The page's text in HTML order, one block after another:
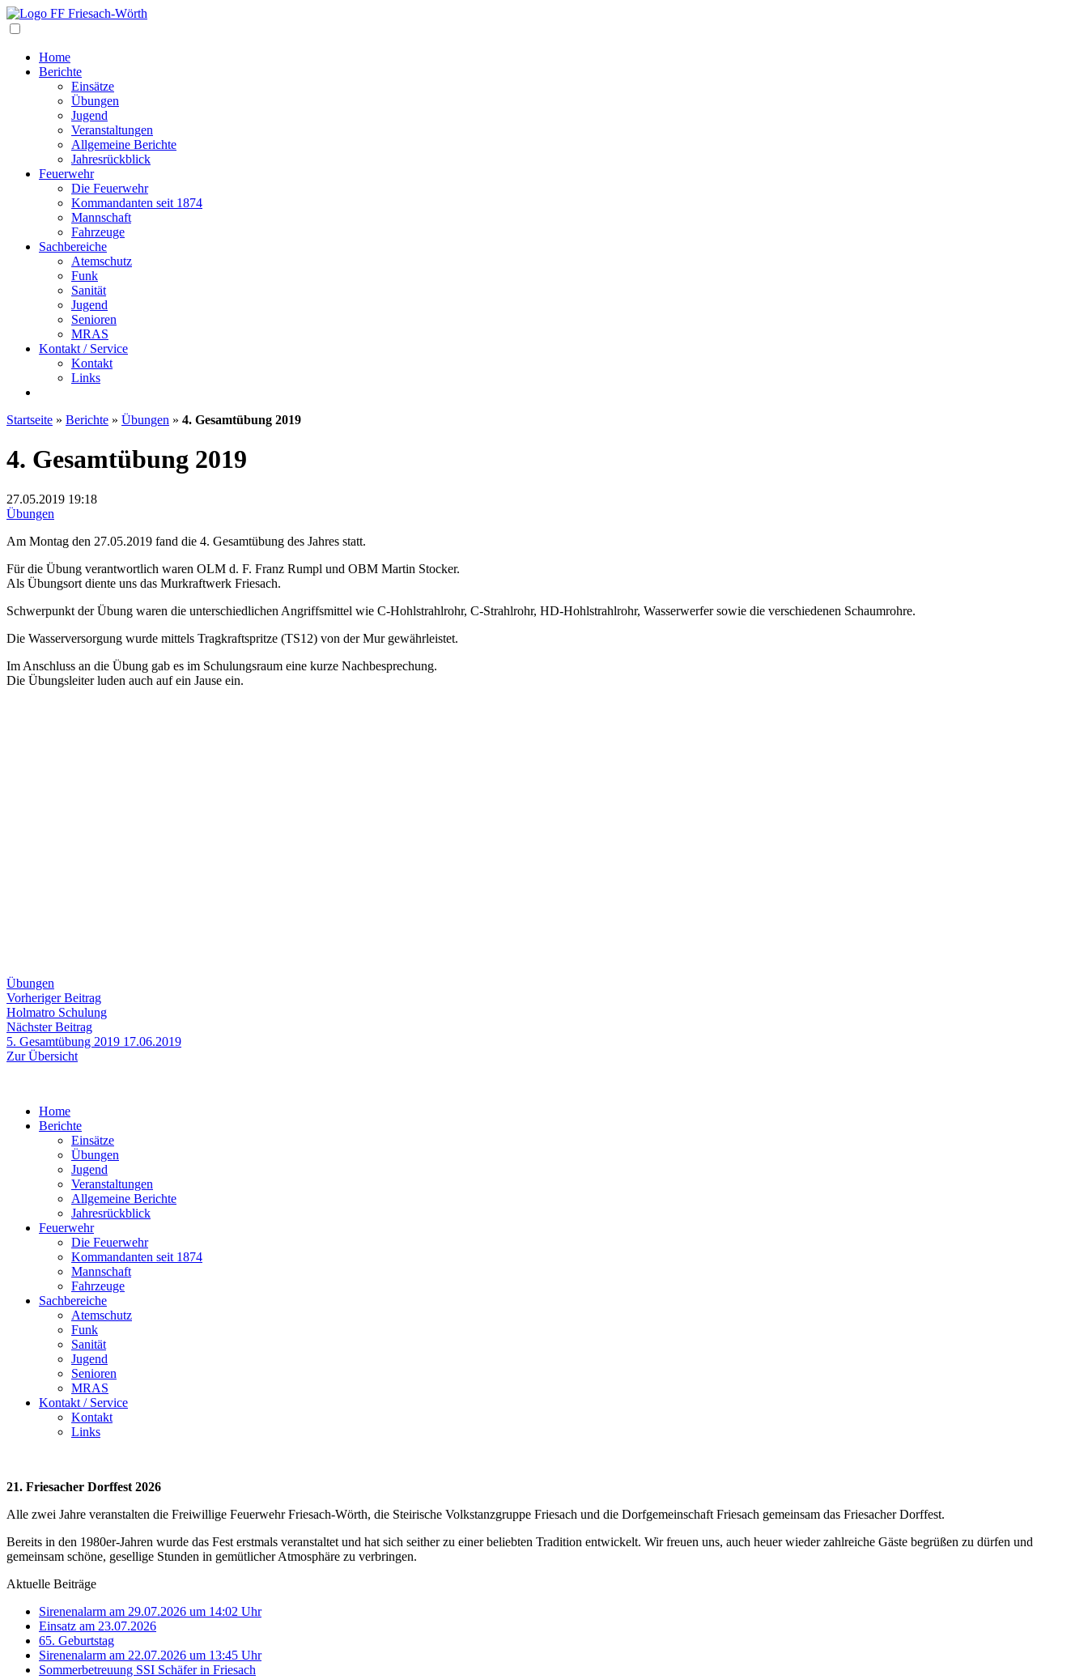
Home
Berichte
Einsätze
Übungen
Jugend
Veranstaltungen
Allgemeine Berichte
Jahresrückblick
Feuerwehr
Die Feuerwehr
Kommandanten seit 1874
Mannschaft
Fahrzeuge
Sachbereiche
Atemschutz
Funk
Sanität
Jugend
Senioren
MRAS
Kontakt / Service
Kontakt
Links
Startseite » Berichte » Übungen » 4. Gesamtübung 2019
4. Gesamtübung 2019
27.05.2019 19:18
Übungen
Am Montag den 27.05.2019 fand die 4. Gesamtübung des Jahres statt.
Für die Übung verantwortlich waren OLM d. F. Franz Rumpl und OBM Martin Stocker.
Als Übungsort diente uns das Murkraftwerk Friesach.
Schwerpunkt der Übung waren die unterschiedlichen Angriffsmittel wie C-Hohlstrahlrohr, C-Strahlrohr, HD-Hohlstrahlrohr, Wasserwerfer sowie die verschiedenen Schaumrohre.
Die Wasserversorgung wurde mittels Tragkraftspritze (TS12) von der Mur gewährleistet.
Im Anschluss an die Übung gab es im Schulungsraum eine kurze Nachbesprechung.
Die Übungsleiter luden auch auf ein Jause ein.
Übungen
Beitragsnavigation
Vorheriger BeitragVorheriger
Beitrag:
Holmatro Schulung
Nächster BeitragNächster
Beitrag:
5. Gesamtübung 2019 17.06.2019
Zur Übersicht
Home
Berichte
Einsätze
Übungen
Jugend
Veranstaltungen
Allgemeine Berichte
Jahresrückblick
Feuerwehr
Die Feuerwehr
Kommandanten seit 1874
Mannschaft
Fahrzeuge
Sachbereiche
Atemschutz
Funk
Sanität
Jugend
Senioren
MRAS
Kontakt / Service
Kontakt
Links
21. Friesacher Dorffest 2026
Alle zwei Jahre veranstalten die Freiwillige Feuerwehr Friesach-Wörth, die Steirische Volkstanzgruppe Friesach und die Dorfgemeinschaft Friesach gemeinsam das Friesacher Dorffest.
Bereits in den 1980er-Jahren wurde das Fest erstmals veranstaltet und hat sich seither zu einer beliebten Tradition entwickelt. Wir freuen uns, auch heuer wieder zahlreiche Gäste begrüßen zu dürfen und
gemeinsam schöne, gesellige Stunden in gemütlicher Atmosphäre zu verbringen.
Aktuelle Beiträge
Sirenenalarm am 29.07.2026 um 14:02 Uhr
Einsatz am 23.07.2026
65. Geburtstag
Sirenenalarm am 22.07.2026 um 13:45 Uhr
Sommerbetreuung SSI Schäfer in Friesach